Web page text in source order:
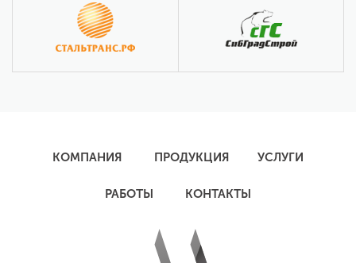
КОМПАНИЯ ПРОДУКЦИЯ УСЛУГИ
РАБОТЫ КОНТАКТЫ